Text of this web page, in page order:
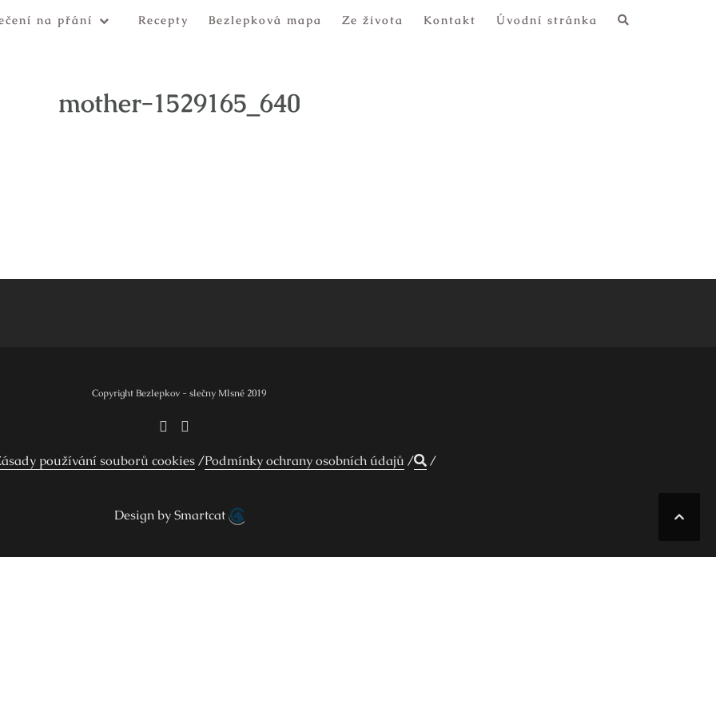
na přání Recepty Bezlepková mapa Ze života Kontakt Úvodní stránka
mother-1529165_640
Copyright Bezlepkov - slečny Mlsné 2019
používání souborů cookies Podmínky ochrany osobních údajů
Design by Smartcat